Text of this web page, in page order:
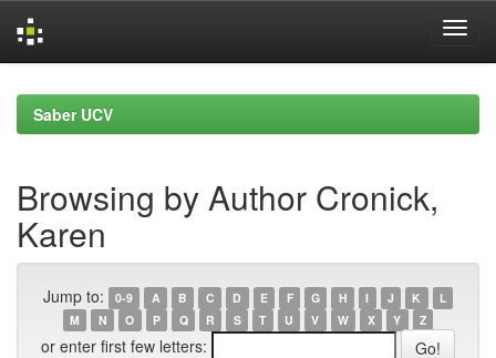
navigationSaber UCV
Browsing by Author Cronick,
Karen
Jump to: 0-9 A B C D E F G H I J K
L
M
N O P Q R S T U V W X Y Z
or enter first few letters: